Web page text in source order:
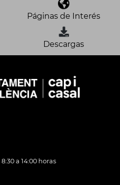
Páginas de Interés
Descargas
a 14:00 horas